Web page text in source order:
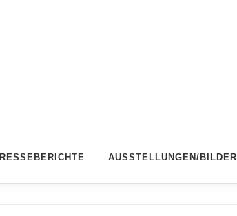
AUSSTELLUNGEN/BILDER